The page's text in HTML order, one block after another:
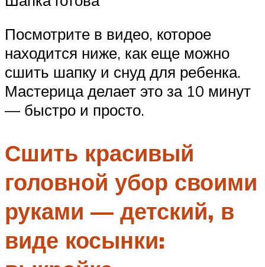
Посмотрите в видео, которое
находится ниже, как еще можно
сшить шапку и снуд для ребенка.
Мастерица делает это за 10 минут
— быстро и просто.
Сшить красивый
головной убор своими
руками — детский, в
виде косынки: